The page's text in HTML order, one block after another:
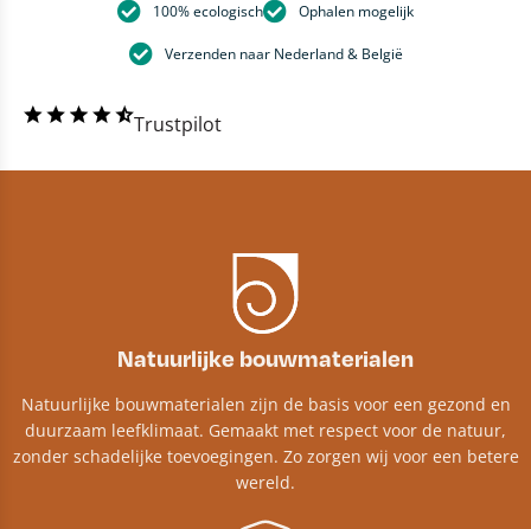
100% ecologisch Ophalen mogelijk
Verzenden naar Nederland & België
Trustpilot
Natuurlijke bouwmaterialen
Natuurlijke bouwmaterialen zijn de basis voor een gezond en
duurzaam leefklimaat. Gemaakt met respect voor de natuur,
zonder schadelijke toevoegingen. Zo zorgen wij voor een betere
wereld.